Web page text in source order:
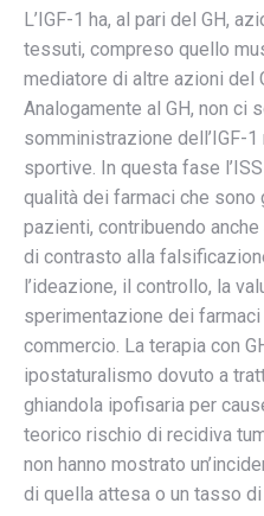
L’IGF-1 ha, al pari del GH,
tessuti, compreso quello
mediatore di altre azioni del
Analogamente al GH, non ci
somministrazione dell’IGF-
sportive. In questa fase
qualità dei farmaci che
pazienti, contribuendo
di contrasto alla
l’ideazione, il controllo, la
sperimentazione dei
commercio. La terapia con
ipostaturalismo dovuto a
ghiandola ipofisaria per
teorico rischio di recidiva
non hanno mostrato
di quella attesa o un tasso